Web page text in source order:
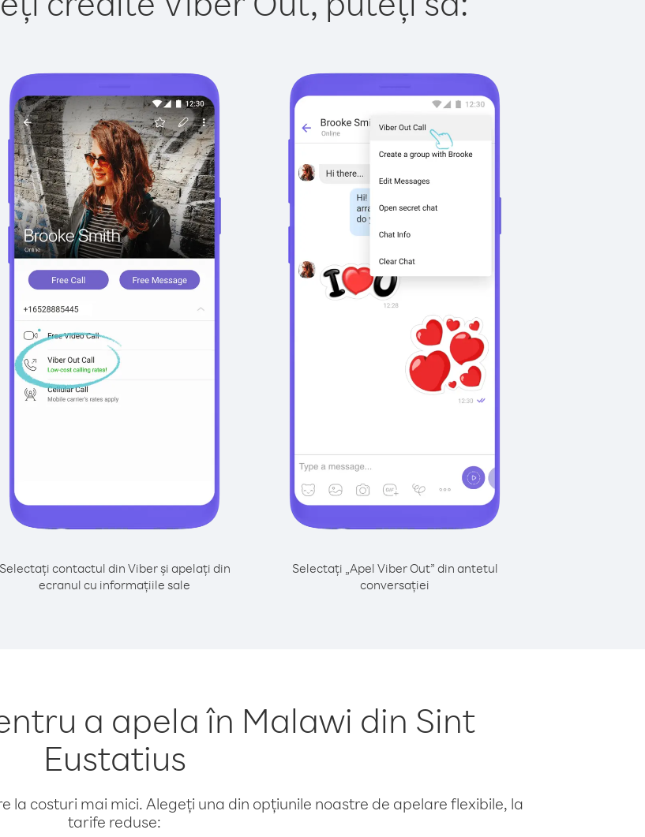
Selectați contactul din Viber și apelați din
ecranul cu informațiile sale
Selectați „Apel Viber Out” din antetul
conversației
a apela în Malawi din Sint
Eustatius
la costuri mai mici. Alegeți una din opțiunile noastre de apelare flexibile, la
tarife reduse: